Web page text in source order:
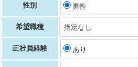
性別 男性
希望職種
正社員経験 あり